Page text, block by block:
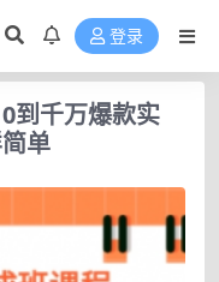
登录
到千万爆款实
单